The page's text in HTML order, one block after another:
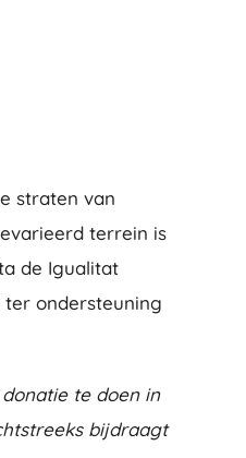
straten van
terrein is
de Igualitat
ondersteuning
te doen in
bijdraagt